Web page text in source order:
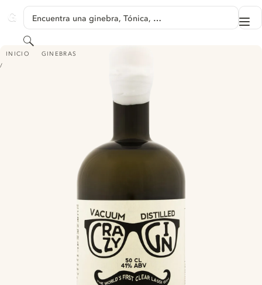
GINVENTORY
Encuentra una ginebra, Tónica, …
Buscar
INICIO GINEBRAS
CRAZY GIN